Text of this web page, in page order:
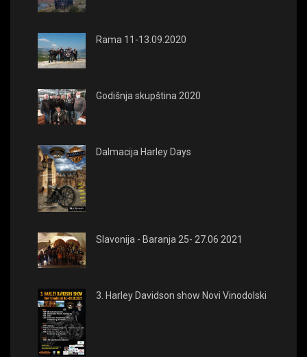
Rama 11-13.09.2020
Godišnja skupština 2020
Dalmacija Harley Days
Slavonija - Baranja 25- 27.06 2021
3. Harley Davidson show Novi Vinodolski